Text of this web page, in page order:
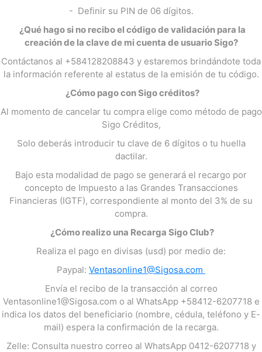
- Definir su PIN de 06 dígitos.
¿Qué hago si no recibo el código de validación para la
creación de la clave de mi cuenta de usuario Sigo?
Contáctanos al +584128208843 y estaremos brindándote toda
la información referente al estatus de la emisión de tu código.
¿Cómo pago con Sigo créditos?
Al momento de cancelar tu compra elige como método de pago
Sigo Créditos,
Solo deberás introducir tu clave de 6 dígitos o tu huella
dactilar.
Bajo esta modalidad de pago se generará el recargo por
concepto de Impuesto a las Grandes Transacciones
Financieras (IGTF), correspondiente al monto del 3% de su
compra.
¿Cómo realizo una Recarga Sigo Club?
Realiza el pago en divisas (usd) por medio de:
Paypal: Ventasonline1@Sigosa.com
Envía el recibo de la transacción al correo
Ventasonline1@Sigosa.com o al WhatsApp +58412-6207718 e
indica los datos del beneficiario (nombre, cédula, teléfono y E-
mail) espera la confirmación de la recarga.
Zelle: Consulta nuestro correo al WhatsApp 0412-6207718 y